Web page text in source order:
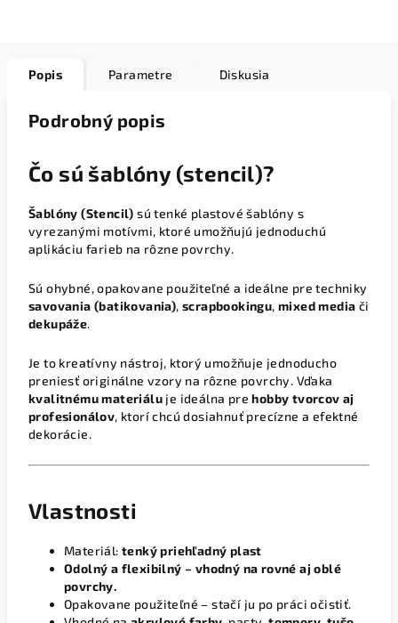
Popis Parametre Diskusia
Podrobný popis
Čo sú šablóny (stencil)?
Šablóny (Stencil) sú tenké plastové šablóny s
vyrezanými motívmi, ktoré umožňujú jednoduchú
aplikáciu farieb na rôzne povrchy.
Sú ohybné, opakovane použiteľné a ideálne pre techniky
savovania (batikovania),scrapbookingu,mixed media či
dekupáže.
Je to kreatívny nástroj, ktorý umožňuje jednoducho
preniesť originálne vzory na rôzne povrchy. Vďaka
kvalitnému materiálu je ideálna prehobby tvorcov aj
profesionálov, ktorí chcú dosiahnuť precízne a efektné
dekorácie.
Vlastnosti
Materiál: tenký priehľadný plast
Odolný a flexibilný – vhodný na rovné aj oblé
povrchy.
Opakovane použiteľné – stačí ju po práci očistiť.